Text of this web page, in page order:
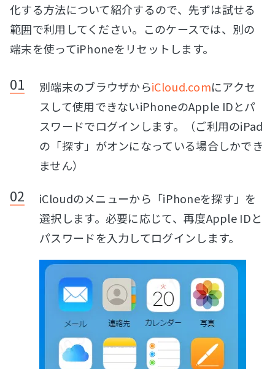
化する方法について紹介するので、先ずは試せる
範囲で利用してください。このケースでは、別の
端末を使ってiPhoneをリセットします。
別端末のブラウザからiCloud.comにアクセ
スして使用できないiPhoneのApple IDとパ
スワードでログインします。（ご利用のiPad
の「探す」がオンになっている場合しかでき
ません）
iCloudのメニューから「iPhoneを探す」を
選択します。必要に応じて、再度Apple IDと
パスワードを入力してログインします。